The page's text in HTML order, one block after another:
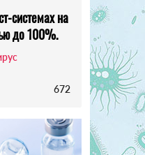
системах на
до 100%.
672